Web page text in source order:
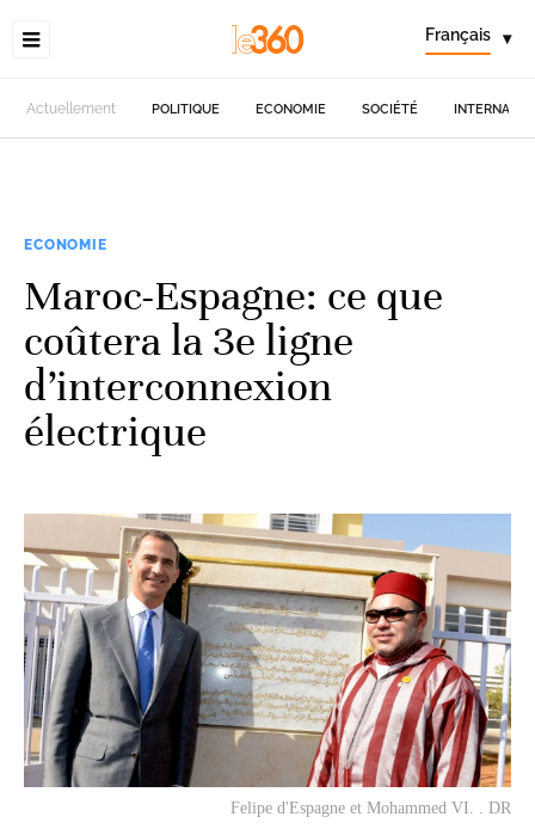
Français ▾
Actuellement POLITIQUE ECONOMIE SOCIÉTÉ
ECONOMIE
Maroc-Espagne: ce que
coûtera la 3e ligne
d’interconnexion
électrique
Felipe d'Espagne et Mohammed VI. . DR